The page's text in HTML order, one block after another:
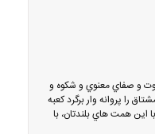
و صفاي معنوي و شكوه و
را پروانه وار برگرد كعبه
اين همت هاي بلندتان، با